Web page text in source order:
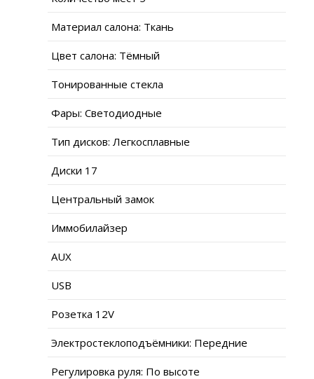
Материал салона: Ткань
Цвет салона: Тёмный
Тонированные стекла
Фары: Светодиодные
Тип дисков: Легкосплавные
Диски 17
Центральный замок
Иммобилайзер
AUX
USB
Розетка 12V
Электростеклоподъёмники: Передние
Регулировка руля: По высоте